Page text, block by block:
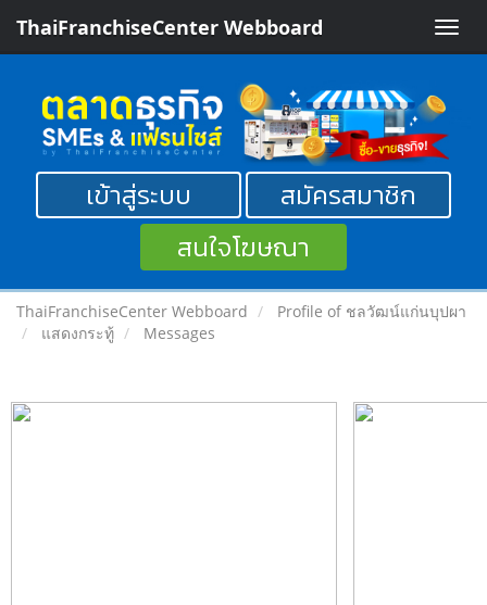
Toggle
ThaiFranchiseCenter Webboard
เข้าสู่ระบบ
สมัครสมาชิก
สนใจโฆษณา
ThaiFranchiseCenter Webboard
Profile of ชลวัฒน์แก่นบุปผา
แสดงกระทู้
Messages